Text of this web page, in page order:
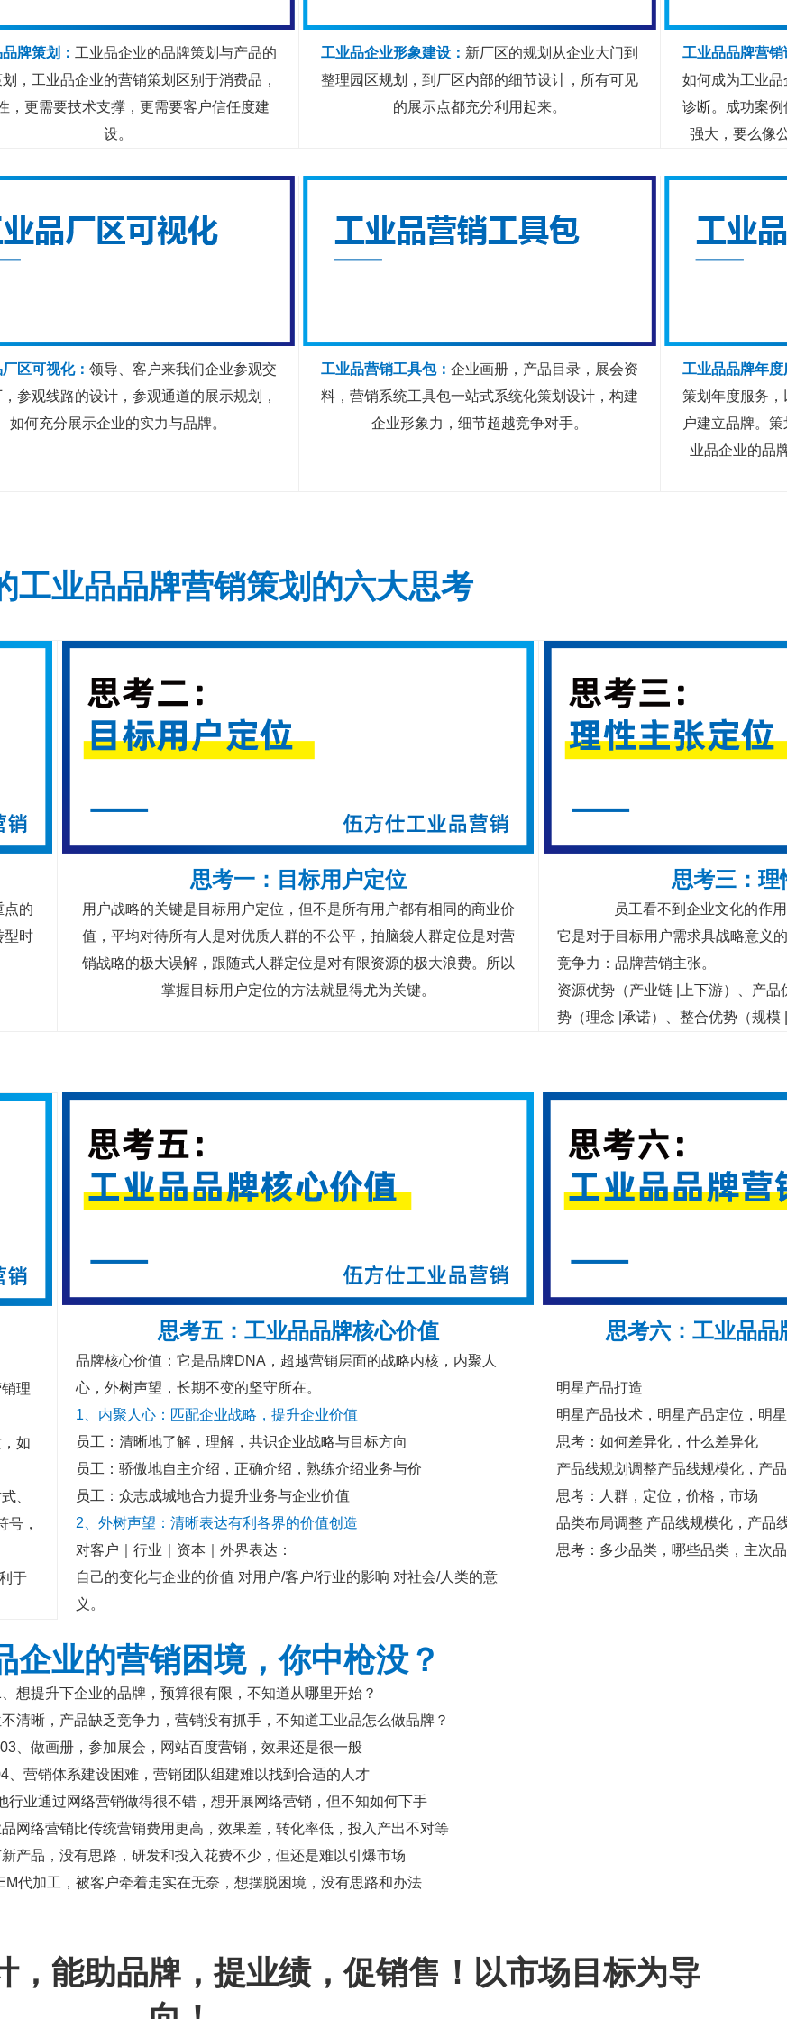
牌策划： 工业品企业的品牌策划与产品的
，工业品企业的营销策划区别于消费品，
，更需要技术支撑，更需要客户信任度建
设。
工业品企业形象建设： 新厂区的规划从企业大门到
整理园区规划，到厂区内部的细节设计，所有可见
的展示点都充分利用起来。
工业品品牌营销
如何成为工业
诊断。成功案
强大，要么像
区可视化： 领导、客户来我们企业参观交
参观线路的设计，参观通道的展示规划，
如何充分展示企业的实力与品牌。
工业品营销工具包： 企业画册，产品目录，展会资
料，营销系统工具包一站式系统化策划设计，构建
企业形象力，细节超越竞争对手。
工业品品牌年度
策划年度服务
户建立品牌。
业品企业的品
工业品品牌营销策划的六大思考
点的
型时
思考一： 目标用户定位
用户战略的关键是目标用户定位，但不是所有用户都有相同的商业价
值，平均对待所有人是对优质人群的不公平，拍脑袋人群定位是对营
销战略的极大误解，跟随式人群定位是对有限资源的极大浪费。所以
掌握目标用户定位的方法就显得尤为关键。
思考三： 理
员工看不到企业文化的作
它是对于目标用户需求具战略意义
竞争力：品牌营销主张。
资源优势（产业链 |上下游）、产
势（理念 |承诺）、整合优势（规模
理
如
、
号，
于
思考五： 工业品品牌核心价值
品牌核心价值：它是品牌DNA，超越营销层面的战略内核，内聚人
心，外树声望，长期不变的坚守所在。
1、内聚人心：匹配企业战略，提升企业价值
员工：清晰地了解，理解，共识企业战略与目标方向
员工：骄傲地自主介绍，正确介绍，熟练介绍业务与价
员工：众志成城地合力提升业务与企业价值
2、外树声望：清晰表达有利各界的价值创造
对客户｜行业｜资本｜外界表达：
自己的变化与企业的价值 对用户/客户/行业的影响 对社会/人类的意
义。
思考六： 工业品品
明星产品打造
明星产品技术，明星产品定位，明
思考：如何差异化，什么差异化
产品线规划调整产品线规模化，产
思考：人群，定位，价格，市场
品类布局调整 产品线规模化，产品
思考：多少品类，哪些品类，主次
企业的营销困境，你中枪没？
想提升下企业的品牌，预算很有限，不知道从哪里开始？
清晰，产品缺乏竞争力，营销没有抓手，不知道工业品怎么做品牌？
03、做画册，参加展会，网站百度营销，效果还是很一般
、营销体系建设困难，营销团队组建难以找到合适的人才
行业通过网络营销做得很不错，想开展网络营销，但不知如何下手
网络营销比传统营销费用更高，效果差，转化率低，投入产出不对等
产品，没有思路，研发和投入花费不少，但还是难以引爆市场
代加工，被客户牵着走实在无奈，想摆脱困境，没有思路和办法
，能助品牌，提业绩，促销售！以市场目标为导